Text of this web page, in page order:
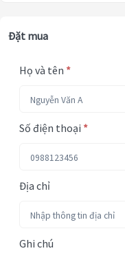
Đặt mua
Họ và tên *
Số điện thoại *
Địa chỉ
Ghi chú